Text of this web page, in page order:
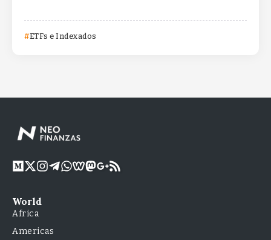
ETFs e Indexados
World
Africa
Americas